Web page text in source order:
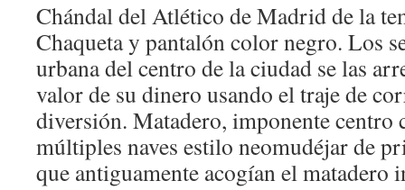
Chándal del Atlético de Madrid de la
Chaqueta y pantalón color negro. Los
urbana del centro de la ciudad se las
valor de su dinero usando el traje de
diversión. Matadero, imponente centro
múltiples naves estilo neomudéjar de
que antiguamente acogían el matadero